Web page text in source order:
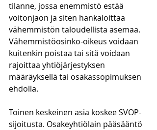
tilanne, jossa enemmistö estää
voitonjaon ja siten hankaloittaa
vähemmistön taloudellista asemaa.
Vähemmistöosinko-oikeus voidaan
kuitenkin poistaa tai sitä voidaan
rajoittaa yhtiöjärjestyksen
määräyksellä tai osakassopimuksen
ehdolla.
Toinen keskeinen asia koskee SVOP-
sijoitusta. Osakeyhtiölain pääsääntö